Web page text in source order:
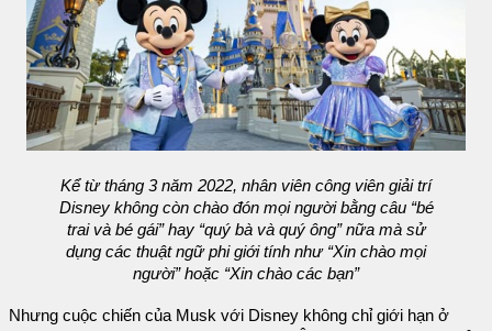
Kể từ tháng 3 năm 2022, nhân viên công viên giải trí
Disney không còn chào đón mọi người bằng câu “bé
trai và bé gái” hay “quý bà và quý ông” nữa mà sử
dụng các thuật ngữ phi giới tính như “Xin chào mọi
người” hoặc “Xin chào các bạn”
Nhưng cuộc chiến của Musk với Disney không chỉ giới hạn ở